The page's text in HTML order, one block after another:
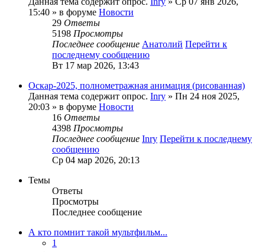
15:40 » в форуме Новости
29 Ответы
5198 Просмотры
Последнее сообщение Анатолий Перейти к
последнему сообщению
Вт 17 мар 2026, 13:43
Оскар-2025, полнометражная анимация (рисованная)
Данная тема содержит опрос. Inry » Пн 24 ноя 2025,
20:03 » в форуме Новости
16 Ответы
4398 Просмотры
Последнее сообщение Inry Перейти к последнему
сообщению
Ср 04 мар 2026, 20:13
Темы
Ответы
Просмотры
Последнее сообщение
А кто помнит такой мультфильм...
1